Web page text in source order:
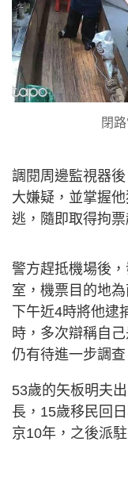
閉
調閱周邊監視器
大嫌疑， 並掌握
逃，隨即取得拘票
警方趕抵機場後
室，機票目的地
下午近4時將他逮
時，多次辯稱自
仍有待進一步調查
53歲的矢板明夫
長，15歲移民回
京10年，之後派